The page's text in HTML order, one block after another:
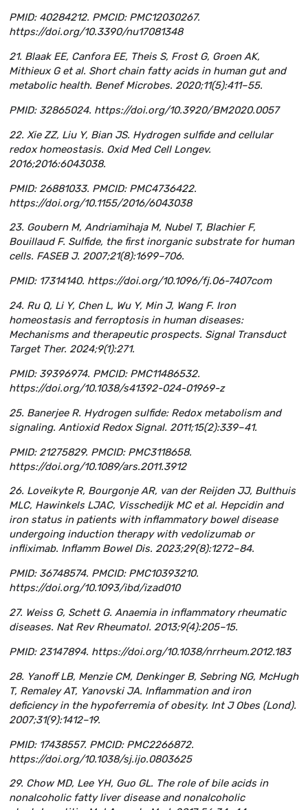
PMID: 40284212. PMCID: PMC12030267.
https://doi.org/10.3390/nu17081348
21. Blaak EE, Canfora EE, Theis S, Frost G, Groen AK,
Mithieux G et al. Short chain fatty acids in human gut and
metabolic health. Benef Microbes. 2020;11(5):411–55.
PMID: 32865024. https://doi.org/10.3920/BM2020.0057
22. Xie ZZ, Liu Y, Bian JS. Hydrogen sulfide and cellular
redox homeostasis. Oxid Med Cell Longev.
2016;2016:6043038.
PMID: 26881033. PMCID: PMC4736422.
https://doi.org/10.1155/2016/6043038
23. Goubern M, Andriamihaja M, Nubel T, Blachier F,
Bouillaud F. Sulfide, the first inorganic substrate for human
cells. FASEB J. 2007;21(8):1699–706.
PMID: 17314140. https://doi.org/10.1096/fj.06-7407com
24. Ru Q, Li Y, Chen L, Wu Y, Min J, Wang F. Iron
homeostasis and ferroptosis in human diseases:
Mechanisms and therapeutic prospects. Signal Transduct
Target Ther. 2024;9(1):271.
PMID: 39396974. PMCID: PMC11486532.
https://doi.org/10.1038/s41392-024-01969-z
25. Banerjee R. Hydrogen sulfide: Redox metabolism and
signaling. Antioxid Redox Signal. 2011;15(2):339–41.
PMID: 21275829. PMCID: PMC3118658.
https://doi.org/10.1089/ars.2011.3912
26. Loveikyte R, Bourgonje AR, van der Reijden JJ, Bulthuis
MLC, Hawinkels LJAC, Visschedijk MC et al. Hepcidin and
iron status in patients with inflammatory bowel disease
undergoing induction therapy with vedolizumab or
infliximab. Inflamm Bowel Dis. 2023;29(8):1272–84.
PMID: 36748574. PMCID: PMC10393210.
https://doi.org/10.1093/ibd/izad010
27. Weiss G, Schett G. Anaemia in inflammatory rheumatic
diseases. Nat Rev Rheumatol. 2013;9(4):205–15.
PMID: 23147894. https://doi.org/10.1038/nrrheum.2012.183
28. Yanoff LB, Menzie CM, Denkinger B, Sebring NG, McHugh
T, Remaley AT, Yanovski JA. Inflammation and iron
deficiency in the hypoferremia of obesity. Int J Obes (Lond).
2007;31(9):1412–19.
PMID: 17438557. PMCID: PMC2266872.
https://doi.org/10.1038/sj.ijo.0803625
29. Chow MD, Lee YH, Guo GL. The role of bile acids in
nonalcoholic fatty liver disease and nonalcoholic